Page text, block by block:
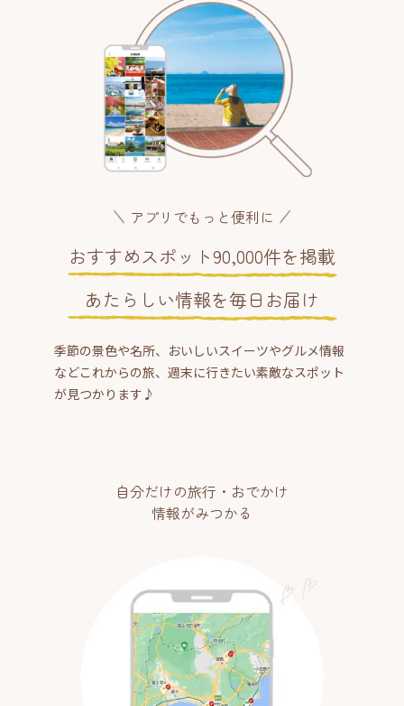
アプリでもっと便利に
おすすめスポット90,000件を掲載
あたらしい情報を毎日お届け
季節の景色や名所、おいしいスイーツやグルメ情報
などこれからの旅、週末に行きたい素敵なスポット
が見つかります♪
自分だけの旅行・おでかけ
情報がみつかる